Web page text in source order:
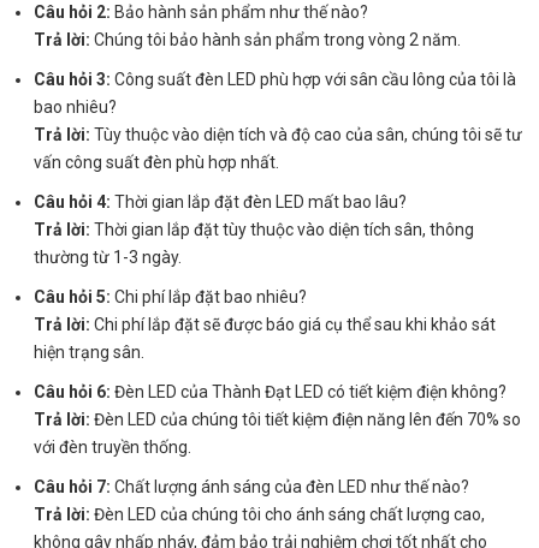
Câu hỏi 2: Bảo hành sản phẩm như thế nào?
Trả lời: Chúng tôi bảo hành sản phẩm trong vòng 2 năm.
Câu hỏi 3: Công suất đèn LED phù hợp với sân cầu lông của tôi là
bao nhiêu?
Trả lời: Tùy thuộc vào diện tích và độ cao của sân, chúng tôi sẽ tư
vấn công suất đèn phù hợp nhất.
Câu hỏi 4: Thời gian lắp đặt đèn LED mất bao lâu?
Trả lời: Thời gian lắp đặt tùy thuộc vào diện tích sân, thông
thường từ 1-3 ngày.
Câu hỏi 5: Chi phí lắp đặt bao nhiêu?
Trả lời: Chi phí lắp đặt sẽ được báo giá cụ thể sau khi khảo sát
hiện trạng sân.
Câu hỏi 6: Đèn LED của Thành Đạt LED có tiết kiệm điện không?
Trả lời: Đèn LED của chúng tôi tiết kiệm điện năng lên đến 70% so
với đèn truyền thống.
Câu hỏi 7: Chất lượng ánh sáng của đèn LED như thế nào?
Trả lời: Đèn LED của chúng tôi cho ánh sáng chất lượng cao,
không gây nhấp nháy, đảm bảo trải nghiệm chơi tốt nhất cho